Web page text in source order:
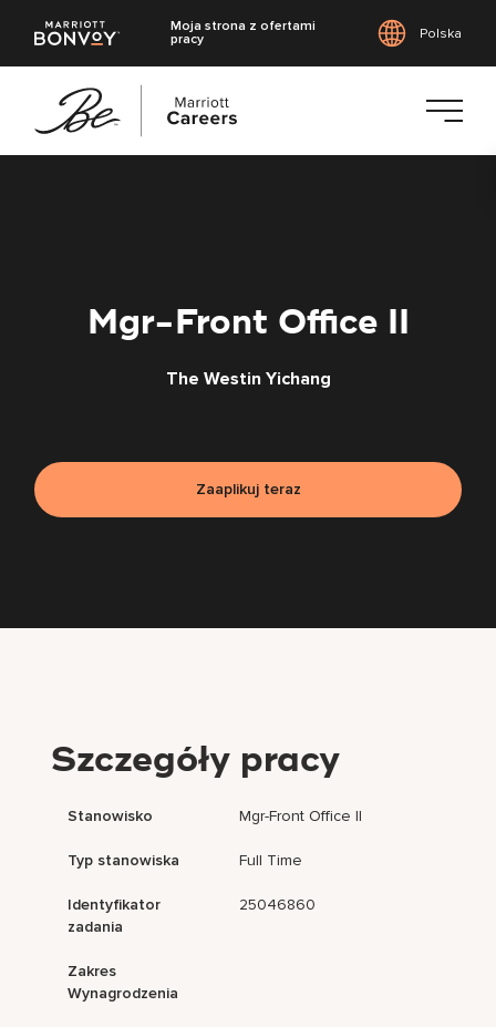
Moja strona z ofertami
pracy
Polska
Mgr-Front Office II
The Westin Yichang
Zaaplikuj teraz
Szczegóły pracy
Stanowisko Mgr-Front Office II
Typ stanowiska Full Time
Identyfikator
zadania
25046860
Zakres
Wynagrodzenia